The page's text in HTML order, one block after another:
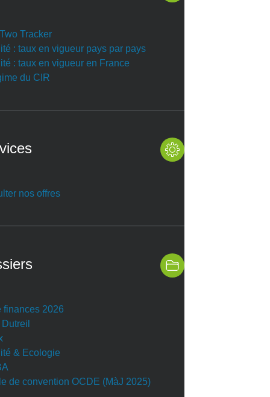
Tracker
: taux en vigueur pays par pays
: taux en vigueur en France
du CIR
nos offres
finances 2026
& Ecologie
de convention OCDE (MàJ 2025)